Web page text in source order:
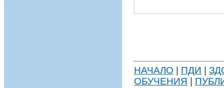
НАЧАЛО | ПДИ |
ОБУЧЕНИЯ |